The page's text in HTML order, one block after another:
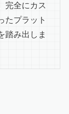
完全にカス
たプラット
踏み出しま